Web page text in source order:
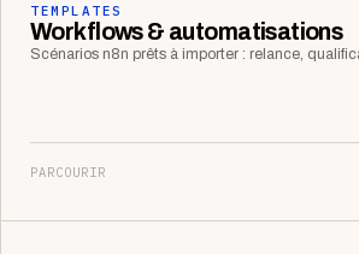
TEMPLATES
Workflows & automatisations
Scénarios n8n prêts à importer : relance,
PARCOURIR